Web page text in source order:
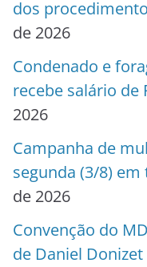
dos
de 2026
Condenado e
recebe salário de
2026
Campanha de
segunda (3/8)
de 2026
Convenção do
de Daniel